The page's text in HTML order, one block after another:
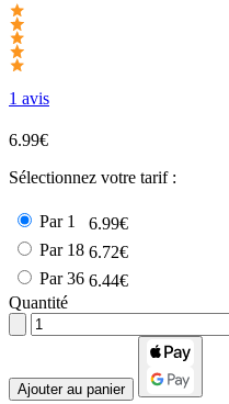
1 avis
6.99€
Sélectionnez votre tarif :
Par 1
6.99€
Par 18 6.72€
Par 36 6.44€
Quantité
Ajouter au panier